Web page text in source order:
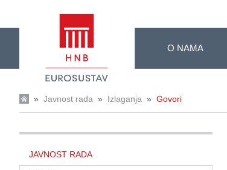
O NAMA
» Javnost rada » Izlaganja » Govori
JAVNOST RADA